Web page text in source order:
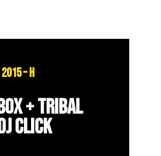
– H
+ TRIBAL
CLICK